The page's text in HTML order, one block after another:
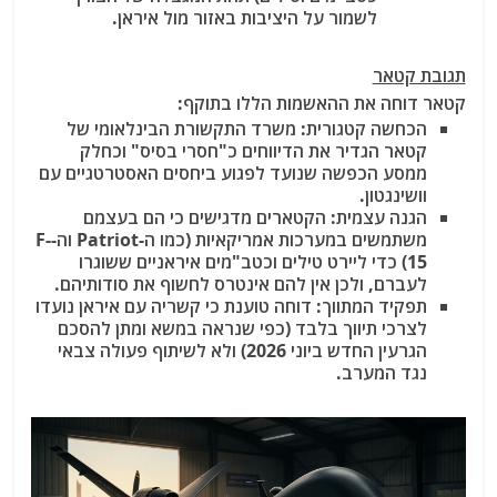
לשמור על היציבות באזור מול איראן.
תגובת קטאר
קטאר דוחה את ההאשמות הללו בתוקף:
הכחשה קטגורית: משרד התקשורת הבינלאומי של
קטאר הגדיר את הדיווחים כ"חסרי בסיס" וכחלק
ממסע הכפשה שנועד לפגוע ביחסים האסטרטגיים עם
וושינגטון.
הגנה עצמית: הקטארים מדגישים כי הם בעצמם
משתמשים במערכות אמריקאיות (כמו ה-Patriot וה-F-
15) כדי ליירט טילים וכטב"מים איראניים ששוגרו
לעברם, ולכן אין להם אינטרס לחשוף את סודותיהם.
תפקיד המתווך: דוחה טוענת כי קשריה עם איראן נועדו
לצרכי תיווך בלבד (כפי שנראה במשא ומתן להסכם
הגרעין החדש ביוני 2026) ולא לשיתוף פעולה צבאי
נגד המערב.